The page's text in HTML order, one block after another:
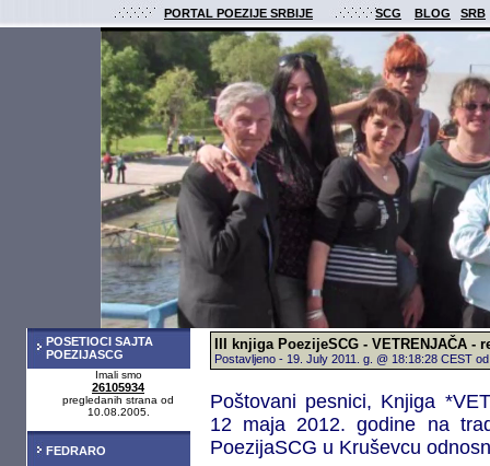
PORTAL POEZIJE SRBIJE SCG BLOG SRB
POSETIOCI SAJTA
POEZIJASCG
Imali smo
26105934
pregledanih strana od
10.08.2005.
FEDRARO
III knjiga PoezijeSCG - VETRENJAČA -
Postavljeno - 19. July 2011. g. @ 18:18:28 CEST
Poštovani pesnici, Knjiga
12 maja 2012. godine na
PoezijaSCG u Kruševcu